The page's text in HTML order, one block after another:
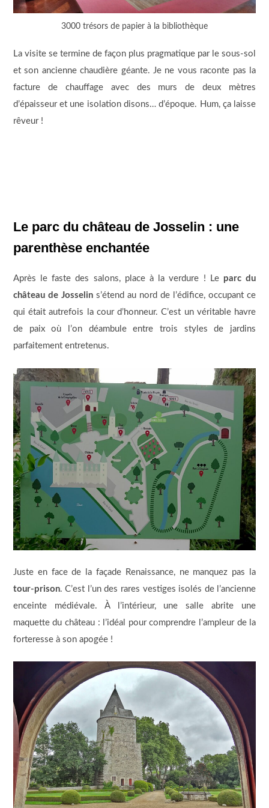
3000 trésors de papier à la bibliothèque
La visite se termine de façon plus pragmatique par le sous-sol
et son ancienne chaudière géante. Je ne vous raconte pas la
facture de chauffage avec des murs de deux mètres
d’épaisseur et une isolation disons… d’époque. Hum, ça laisse
rêveur !
Le parc du château de Josselin : une
parenthèse enchantée
Après le faste des salons, place à la verdure ! Le parc du
château de Josselins’étend au nord de l’édifice, occupant ce
qui était autrefois la cour d’honneur. C’est un véritable havre
de paix où l’on déambule entre trois styles de jardins
parfaitement entretenus.
Juste en face de la façade Renaissance, ne manquez pas la
tour-prison. C’est l’un des rares vestiges isolés de l’ancienne
enceinte médiévale. À l’intérieur, une salle abrite une
maquette du château : l’idéal pour comprendre l’ampleur de la
forteresse à son apogée !